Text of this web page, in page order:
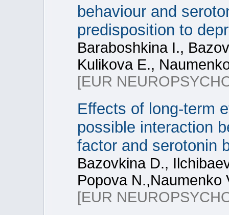
behaviour and
predisposition to
Baraboshkina I.,
Kulikova E.,
[EUR
Effects of long-term
possible interaction
factor and serotonin
Bazovkina D.,
Popova N.,Naumenko
[EUR